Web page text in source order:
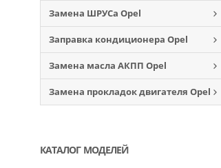
Замена ШРУСа Opel
Заправка кондиционера Opel
Замена масла АКПП Opel
Замена прокладок двигателя Opel
КАТАЛОГ МОДЕЛЕЙ